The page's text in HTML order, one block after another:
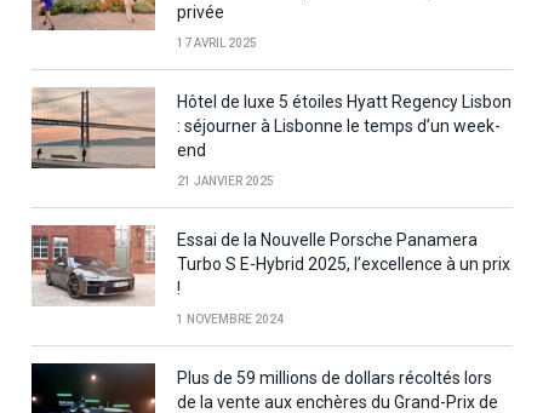
privée
17 AVRIL 2025
Hôtel de luxe 5 étoiles Hyatt Regency Lisbon
: séjourner à Lisbonne le temps d’un week-
end
21 JANVIER 2025
Essai de la Nouvelle Porsche Panamera
Turbo S E-Hybrid 2025, l’excellence à un prix
!
1 NOVEMBRE 2024
Plus de 59 millions de dollars récoltés lors
de la vente aux enchères du Grand-Prix de